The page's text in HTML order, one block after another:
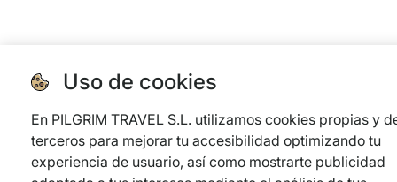
Uso de cookies
En PILGRIM TRAVEL S.L. utilizamos cookies propias y
terceros para mejorar tu accesibilidad optimizando tu
experiencia de usuario, así como mostrarte publicidad